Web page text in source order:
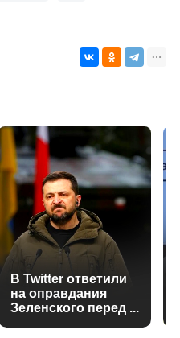
В Twitter ответили
на оправдания
Зеленского перед ...